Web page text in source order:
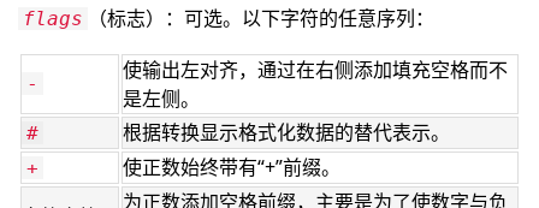
flags （标志）：可选。以下字符的任意序列：
-
使输出左对齐，通过在右侧添加填充空格而不
是左侧。
# 根据转换显示格式化数据的替代表示。
+
使正数始终带有“+”前缀。
为正数添加空格前缀，主要是为了使数字与负